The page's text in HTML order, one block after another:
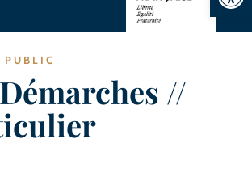
PUBLIC
//